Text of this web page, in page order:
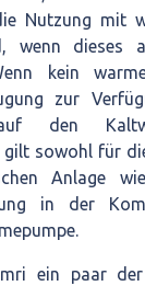
Nutzung mit
wenn dieses
kein
zur
den
gilt sowohl für
Anlage
in der
ein paar